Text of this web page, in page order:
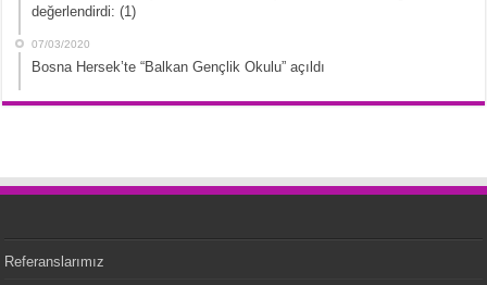
değerlendirdi: (1)
07/03/2020
Bosna Hersek’te “Balkan Gençlik Okulu” açıldı
Referanslarımız